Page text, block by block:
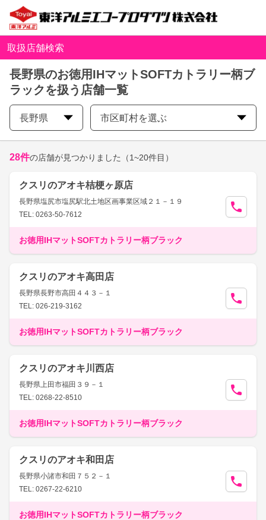
取扱店舗検索
長野県のお徳用IHマットSOFTカトラリー柄ブ
ラックを扱う店舗一覧
長野県 市区町村を選ぶ
28件の店舗が見つかりました （1~20件目）
クスリのアオキ桔梗ヶ原店
長野県塩尻市塩尻駅北土地区画事業区域２１－１９
TEL: 0263-50-7612
お徳用IHマットSOFTカトラリー柄ブラック
クスリのアオキ高田店
長野県長野市高田４４３－１
TEL: 026-219-3162
お徳用IHマットSOFTカトラリー柄ブラック
クスリのアオキ川西店
長野県上田市福田３９－１
TEL: 0268-22-8510
お徳用IHマットSOFTカトラリー柄ブラック
クスリのアオキ和田店
長野県小諸市和田７５２－１
TEL: 0267-22-6210
お徳用IHマットSOFTカトラリー柄ブラック